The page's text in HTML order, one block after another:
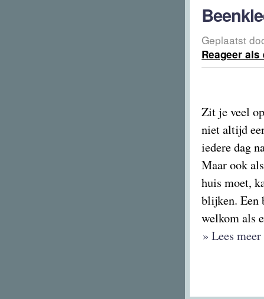
Geplaatst
Reageer
Zit je veel
niet altijd
iedere dag
Maar ook
huis moet,
blijken. Een
welkom als
» Lees